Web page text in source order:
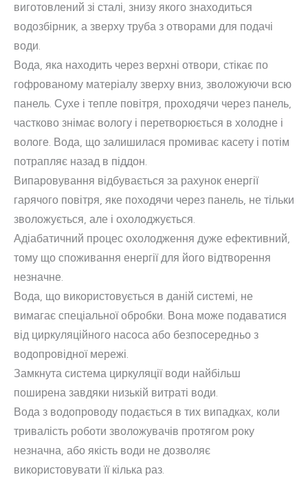
виготовлений зі сталі, знизу якого знаходиться
водозбірник, а зверху труба з отворами для подачі
води.
Вода, яка находить через верхні отвори, стікає по
гофрованому матеріалу зверху вниз, зволожуючи всю
панель. Сухе і тепле повітря, проходячи через панель,
частково знімає вологу і перетворюється в холодне і
вологе. Вода, що залишилася промиває касету і потім
потрапляє назад в піддон.
Випаровування відбувається за рахунок енергії
гарячого повітря, яке походячи через панель, не тільки
зволожується, але і охолоджується.
Адіабатичний процес охолодження дуже ефективний,
тому що споживання енергії для його відтворення
незначне.
Вода, що використовується в даній системі, не
вимагає спеціальної обробки. Вона може подаватися
від циркуляційного насоса або безпосередньо з
водопровідної мережі.
Замкнута система циркуляції води найбільш
поширена завдяки низькій витраті води.
Вода з водопроводу подається в тих випадках, коли
тривалість роботи зволожувачів протягом року
незначна, або якість води не дозволяє
використовувати її кілька раз.